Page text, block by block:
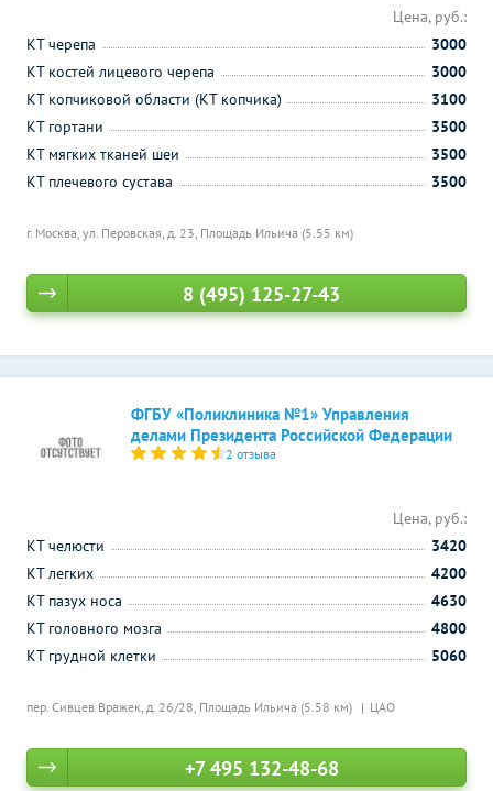
г. Москва, ул. Перовская, д. 23, Площадь Ильича (5.55 км)
Цена, руб.:
КТ черепа
3000
КТ костей лицевого черепа
3000
КТ копчиковой области (КТ копчика)
3100
КТ гортани
3500
КТ мягких тканей шеи
3500
КТ плечевого сустава
3500
8 (495) 125-27-43
ФГБУ «Поликлиника №1» Управления
делами Президента Российской Федерации
2 отзыва
пер. Сивцев Вражек, д. 26/28, Площадь Ильича (5.58 км) ЦАО
Цена, руб.:
КТ челюсти
3420
КТ легких
4200
КТ пазух носа
4630
КТ головного мозга
4800
КТ грудной клетки
5060
+7 495 132-48-68